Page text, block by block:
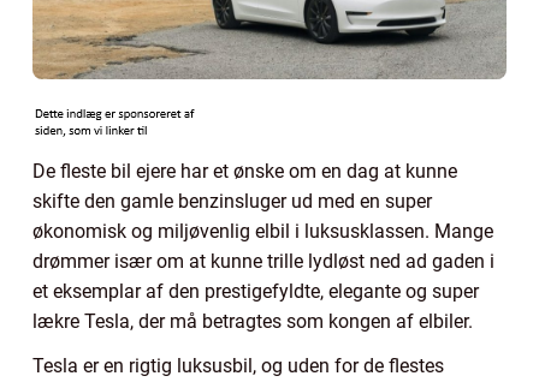
De fleste bil ejere har et ønske om en dag at kunne
skifte den gamle benzinsluger ud med en super
økonomisk og miljøvenlig elbil i luksusklassen. Mange
drømmer især om at kunne trille lydløst ned ad gaden i
et eksemplar af den prestigefyldte, elegante og super
lækre Tesla, der må betragtes som kongen af elbiler.
Tesla er en rigtig luksusbil, og uden for de flestes